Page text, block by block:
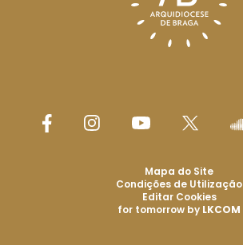
Mapa do Site
Condições de Utilização
Editar Cookies
for tomorrow by LKCOM